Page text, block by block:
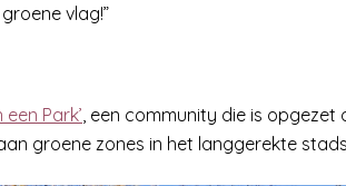
vlag!”
een Park’, een community die is
groene zones in het langgerekte